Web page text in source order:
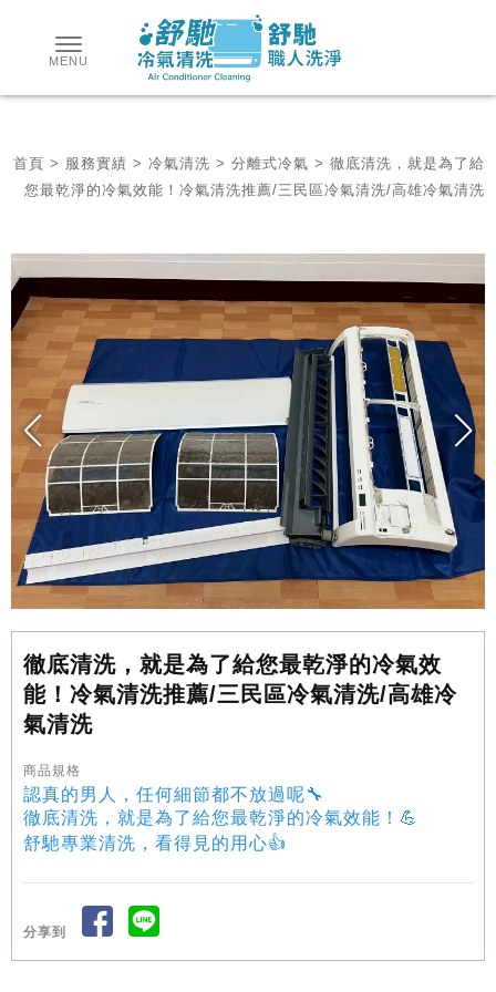
首頁 > 服務實績 > 冷氣清洗 > 分離式冷氣 > 徹底清洗，就是為了給
您最乾淨的冷氣效能！冷氣清洗推薦/三民區冷氣清洗/高雄冷氣清洗
徹底清洗，就是為了給您最乾淨的冷氣效
能！冷氣清洗推薦/三民區冷氣清洗/高雄冷
氣清洗
商品規格
認真的男人，任何細節都不放過呢🔧
徹底清洗，就是為了給您最乾淨的冷氣效能！💪
舒馳專業清洗，看得見的用心👍
分享到